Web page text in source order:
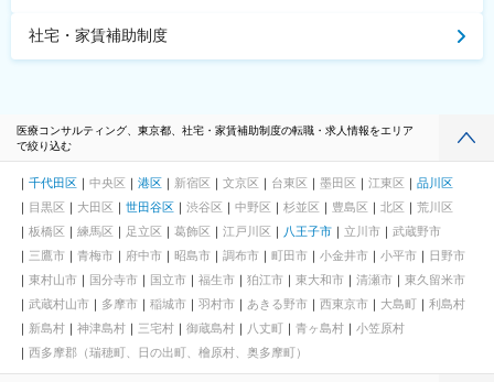
社宅・家賃補助制度
医療コンサルティング、東京都、社宅・家賃補助制度の転職・求人情報をエリア
で絞り込む
千代田区 中央区 港区 新宿区 文京区 台東区 墨田区 江東区
品川区
目黒区
大田区 世田谷区 渋谷区 中野区 杉並区 豊島区 北区
荒川区
板橋区
練馬区 足立区 葛飾区 江戸川区 八王子市 立川市
武蔵野市
三鷹市
青梅市 府中市 昭島市 調布市 町田市 小金井市 小平市
日野市
東村山市
国分寺市 国立市 福生市 狛江市 東大和市 清瀬市
東久留米市
武蔵村山市
多摩市 稲城市 羽村市 あきる野市 西東京市 大島町
利島村
新島村
神津島村 三宅村 御蔵島村 八丈町 青ヶ島村
小笠原村
西多摩郡（瑞穂町、日の出町、檜原村、奥多摩町）